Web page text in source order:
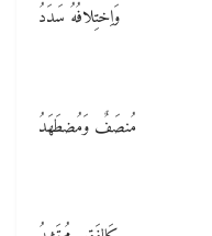
وَاِختِلافُهُ سَدَدُ
مُنصَفٌ وَمُضطَهَدُ